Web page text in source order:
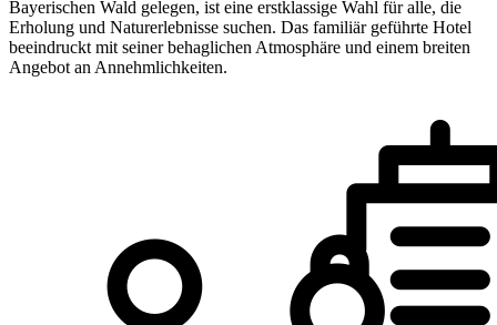
Bayerischen Wald gelegen, ist eine erstklassige Wahl für alle, die
Erholung und Naturerlebnisse suchen. Das familiär geführte Hotel
beeindruckt mit seiner behaglichen Atmosphäre und einem breiten
Angebot an Annehmlichkeiten.